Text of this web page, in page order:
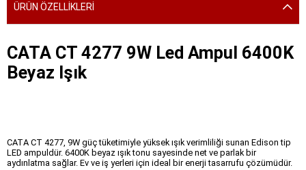
ÜRÜN ÖZELLIKLERI
CATA CT 4277 9W Led Ampul 6400K
Beyaz Işık
CATA CT 4277, 9W güç tüketimiyle yüksek ışık verimliliği sunan Edison tip
LED ampuldür. 6400K beyaz ışık tonu sayesinde net ve parlak bir
aydınlatma sağlar. Ev ve iş yerleri için ideal bir enerji tasarrufu çözümüdür.